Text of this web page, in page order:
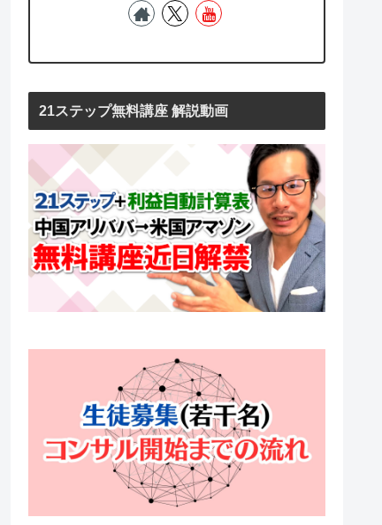
21ステップ無料講座 解説動画